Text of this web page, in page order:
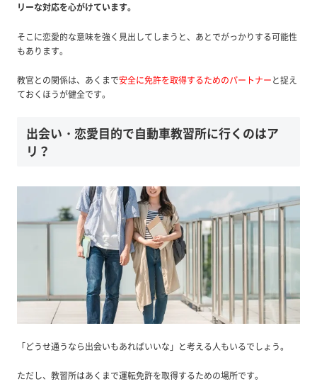
リーな対応を心がけています。
そこに恋愛的な意味を強く見出してしまうと、あとでがっかりする可能性
もあります。
教官との関係は、あくまで安全に免許を取得するためのパートナーと捉え
ておくほうが健全です。
出会い・恋愛目的で自動車教習所に行くのはア
リ？
「どうせ通うなら出会いもあればいいな」と考える人もいるでしょう。
ただし、教習所はあくまで運転免許を取得するための場所です。